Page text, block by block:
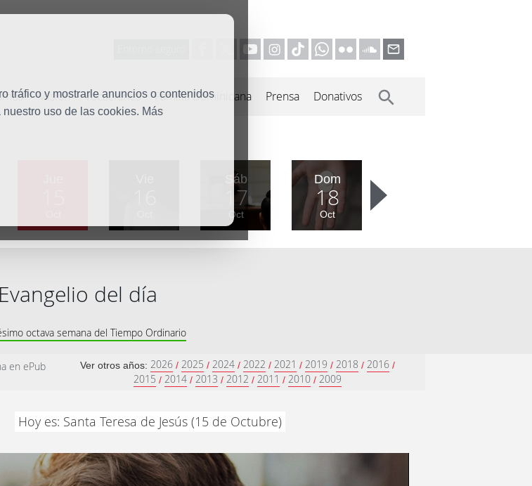
tráfico y mostrarle anuncios o contenidos
uso de las cookies. Más
Misión Vocaciones Familia Dominicana Prensa Donativos
Sáb
17
Oct
Dom
18
Oct
Evangelio del día
octava semana del Tiempo Ordinario
en ePub Ver otros años: 2026 / 2025 / 2024 / 2022 / 2021 / 2019 / 2018 / 2016 /
2015 / 2014 / 2013 / 2012 / 2011 / 2010 / 2009
Hoy es: Santa Teresa de Jesús (15 de Octubre)